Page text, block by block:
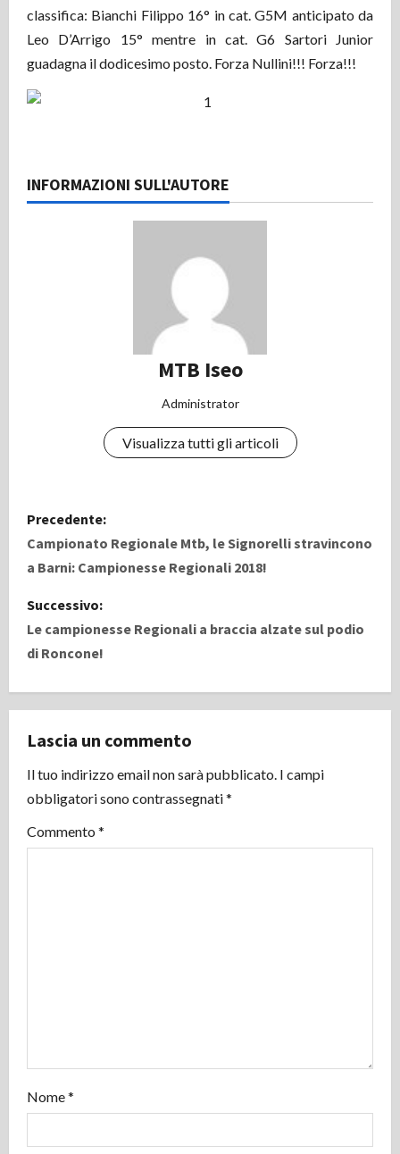
classifica: Bianchi Filippo 16° in cat. G5M anticipato da
Leo D’Arrigo 15° mentre in cat. G6 Sartori Junior
guadagna il dodicesimo posto. Forza Nullini!!! Forza!!!
INFORMAZIONI SULL'AUTORE
MTB Iseo
Administrator
Visualizza tutti gli articoli
N
a
i
g
a
z
i
o
n
c
o
Precedente:
Campionato Regionale Mtb, le Signorelli stravincono
a Barni: Campionesse Regionali 2018!
Successivo:
Le campionesse Regionali a braccia alzate sul podio
di Roncone!
Lascia un commento
Il tuo indirizzo email non sarà pubblicato. I campi
obbligatori sono contrassegnati*
Commento *
Nome*